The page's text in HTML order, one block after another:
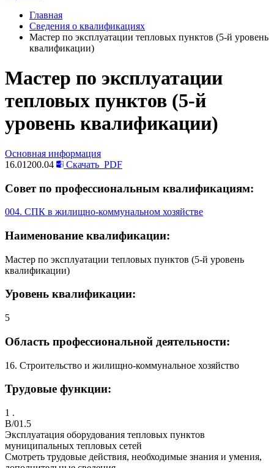
Главная
Сведения о квалификациях
Мастер по эксплуатации тепловых пунктов (5-й уровень
квалификации)
Мастер по эксплуатации
тепловых пунктов (5-й
уровень квалификации)
Основная информация
16.01200.04
Скачать PDF
Совет по профессиональным квалификациям:
004. СПК в жилищно-коммунальном хозяйстве
Наименование квалификации:
Мастер по эксплуатации тепловых пунктов (5-й уровень
квалификации)
Уровень квалификации:
5
Область профессиональной деятельности:
16. Строительство и жилищно-коммунальное хозяйство
Трудовые функции:
1 .
B/01.5
Эксплуатация оборудования тепловых пунктов
муниципальных тепловых сетей
Смотреть трудовые действия, необходимые знания и умения,